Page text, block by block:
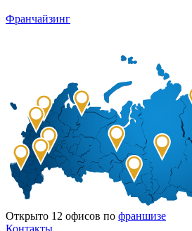
Франчайзинг
Открыто 12 офисов по франшизе
Контакты